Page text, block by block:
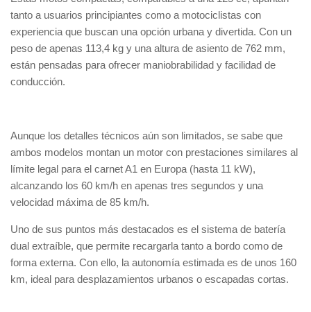
tanto a usuarios principiantes como a motociclistas con
experiencia que buscan una opción urbana y divertida. Con un
peso de apenas 113,4 kg y una altura de asiento de 762 mm,
están pensadas para ofrecer maniobrabilidad y facilidad de
conducción.
Aunque los detalles técnicos aún son limitados, se sabe que
ambos modelos montan un motor con prestaciones similares al
límite legal para el carnet A1 en Europa (hasta 11 kW),
alcanzando los 60 km/h en apenas tres segundos y una
velocidad máxima de 85 km/h.
Uno de sus puntos más destacados es el sistema de batería
dual extraíble, que permite recargarla tanto a bordo como de
forma externa. Con ello, la autonomía estimada es de unos 160
km, ideal para desplazamientos urbanos o escapadas cortas.